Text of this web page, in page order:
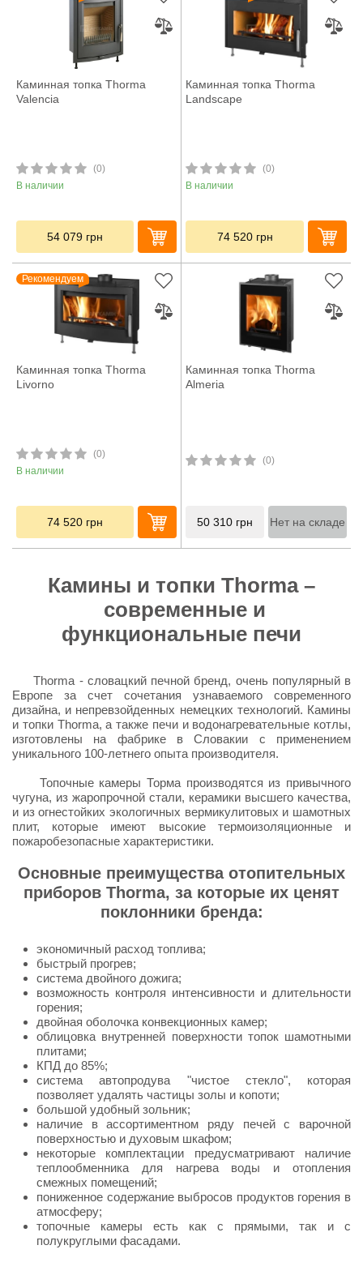
Каминная топка Thorma
Valencia
(0)
В наличии
54 079 грн
Каминная топка Thorma
Landscape
(0)
В наличии
74 520 грн
Рекомендуем
Каминная топка Thorma
Livorno
(0)
В наличии
74 520 грн
Каминная топка Thorma
Almeria
(0)
50 310 грн Нет на складе
Камины и топки Thorma –
современные и
функциональные печи
Thorma - словацкий печной бренд, очень популярный в
Европе за счет сочетания узнаваемого современного
дизайна, и непревзойденных немецких технологий. Камины
и топки Thorma, а также печи и водонагревательные котлы,
изготовлены на фабрике в Словакии с применением
уникального 100-летнего опыта производителя.
Топочные камеры Торма производятся из привычного
чугуна, из жаропрочной стали, керамики высшего качества,
и из огнестойких экологичных вермикулитовых и шамотных
плит, которые имеют высокие термоизоляционные и
пожаробезопасные характеристики.
Основные преимущества отопительных
приборов Thorma, за которые их ценят
поклонники бренда:
экономичный расход топлива;
быстрый прогрев;
система двойного дожига;
возможность контроля интенсивности и длительности
горения;
двойная оболочка конвекционных камер;
облицовка внутренней поверхности топок шамотными
плитами;
КПД до 85%;
система автопродува "чистое стекло", которая
позволяет удалять частицы золы и копоти;
большой удобный зольник;
наличие в ассортиментном ряду печей с варочной
поверхностью и духовым шкафом;
некоторые комплектации предусматривают наличие
теплообменника для нагрева воды и отопления
смежных помещений;
пониженное содержание выбросов продуктов горения в
атмосферу;
топочные камеры есть как с прямыми, так и с
полукруглыми фасадами.